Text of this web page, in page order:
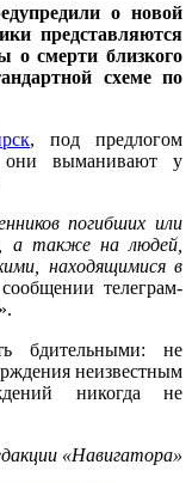
о новой
представляются
о смерти близкого
схеме по
, под предлогом
они выманивают у
погибших или
а также на людей,
находящимися в
телеграм-
бдительными: не
неизвестным
никогда не
«Навигатора»